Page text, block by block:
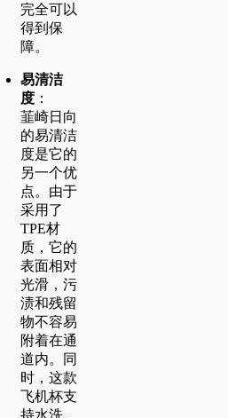
完全可以
得到保
障。
易清洁
度 ：
韮崎日向
的易清洁
度是它的
另一个优
点。由于
采用了
TPE材
质，它的
表面相对
光滑，污
渍和残留
物不容易
附着在通
道内。同
时，这款
飞机杯支
持水洗，